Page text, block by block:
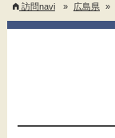
訪問navi » 広島県 »